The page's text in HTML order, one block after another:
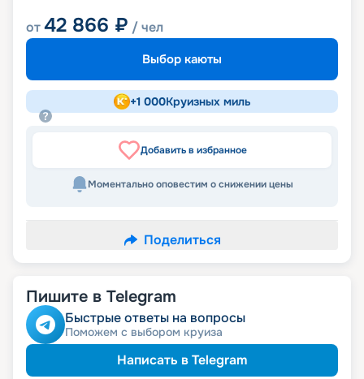
от42 866 ₽ / чел
Выбор каюты
+1 000Круизных миль
Добавить в избранное
Моментально оповестим о снижении цены
Поделиться
Пишите в Telegram
Быстрые ответы на вопросы
Поможем с выбором круиза
Написать в Telegram